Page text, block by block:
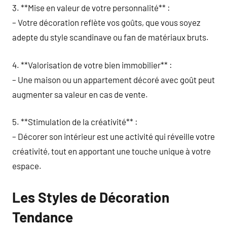
3. **Mise en valeur de votre personnalité** :
– Votre décoration reflète vos goûts, que vous soyez
adepte du style scandinave ou fan de matériaux bruts.
4. **Valorisation de votre bien immobilier** :
– Une maison ou un appartement décoré avec goût peut
augmenter sa valeur en cas de vente.
5. **Stimulation de la créativité** :
– Décorer son intérieur est une activité qui réveille votre
créativité, tout en apportant une touche unique à votre
espace.
Les Styles de Décoration
Tendance